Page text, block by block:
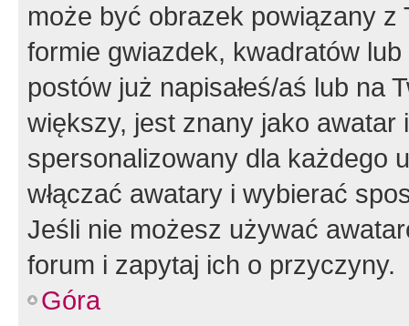
może być obrazek powiązany z
formie gwiazdek, kwadratów
postów już napisałeś/aś lub na
większy, jest znany jako
spersonalizowany dla każdego
włączać awatary i wybierać
Jeśli nie możesz używać
forum i zapytaj ich o przyczyny.
Góra